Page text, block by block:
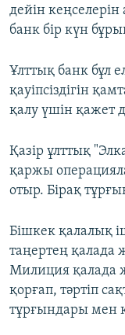
дейін
банк бір күн
Ұлттық банк бұл
қауіпсіздігін
қалу үшін қажет
Қазір ұлттық
қаржы
отыр. Бірақ
Бішкек қалалық
таңертең қалада
Милиция қалада
қорғап, тәртіп
тұрғындары мен